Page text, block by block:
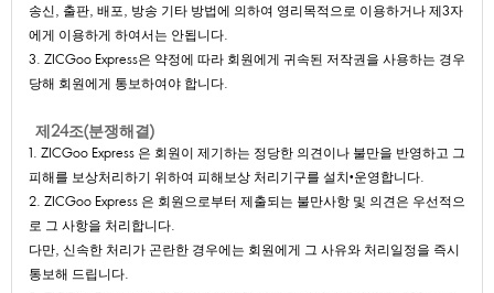
송신,출판,배포,방송기타방법에의하여영리목적으로이용하거나제3자
에게이용하게하여서는안됩니다.
3.ZICGooExpress은약정에따라회원에게귀속된저작권을사용하는경우
당해회원에게통보하여야합니다.
제24조(분쟁해결)
1.ZICGooExpress은회원이제기하는정당한의견이나불만을반영하고그
피해를보상처리하기위하여피해보상처리기구를설치•운영합니다.
2.ZICGooExpress은회원으로부터제출되는불만사항및의견은우선적으
로그사항을처리합니다.
다만,신속한처리가곤란한경우에는회원에게그사유와처리일정을즉시
통보해드립니다.